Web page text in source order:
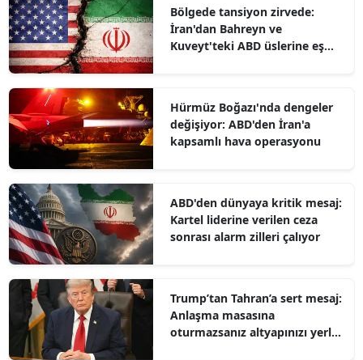
Bölgede tansiyon zirvede:
İran'dan Bahreyn ve
Kuveyt'teki ABD üslerine eş
Hürmüz Boğazı'nda dengeler
değişiyor: ABD'den İran'a
kapsamlı hava operasyonu
ABD'den dünyaya kritik mesaj:
Kartel liderine verilen ceza
sonrası alarm zilleri çalıyor
Trump’tan Tahran’a sert mesaj:
Anlaşma masasına
oturmazsanız altyapınızı yerle